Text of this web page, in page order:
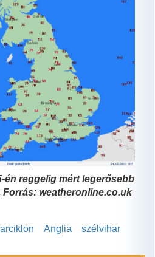
én reggelig mért legerősebb
weatheronline.co.uk
Anglia szélvihar